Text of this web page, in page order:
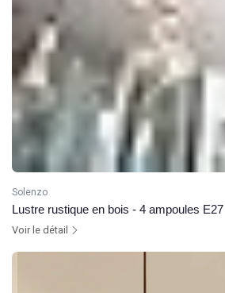
Solenzo
Lustre rustique en bois - 4 ampoules E27
Voir le détail